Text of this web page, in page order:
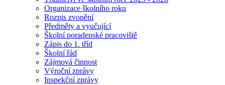
Organizace školního roku
Rozpis zvonění
Předměty a vyučující
Školní poradenské pracoviště
Zápis do 1. tříd
Školní řád
Zájmová činnost
Výroční zprávy
Inspekční zprávy